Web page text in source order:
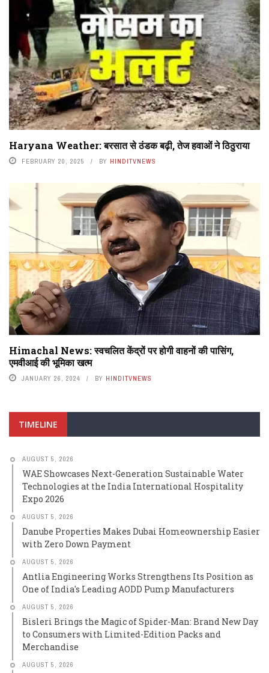
Haryana Weather: बरसात से ठंडक बढ़ी, तेज हवाओं ने ठिठुराया
FEBRUARY 20, 2025 BY HINDITVNEWS
Himachal News: स्वचलित केंद्रों पर होगी वाहनों की पासिंग,
एमवीआई की भूमिका खत्म
JANUARY 26, 2024 BY HINDITVNEWS
TIMELINE
AUGUST 5, 2026
WAE Showcases Next-Generation Sustainable Water
Technologies at the India International Hospitality
Expo 2026
AUGUST 5, 2026
Danube Properties Makes Dubai Homeownership Easier
with Zero Down Payment
AUGUST 5, 2026
Antlia Engineering Works Strengthens Its Position as
One of India's Leading AODD Pump Manufacturers
AUGUST 5, 2026
Bisleri Brings the Magic of Spider-Man: Brand New Day
to Consumers with Limited-Edition Packs and
Merchandise
AUGUST 5, 2026